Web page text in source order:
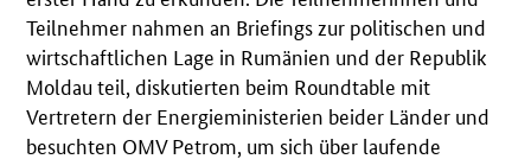
Teilnehmer nahmen an Briefings zur politischen und
wirtschaftlichen Lage in Rumänien und der Republik
Moldau teil, diskutierten beim Roundtable mit
Vertretern der Energieministerien beider Länder und
besuchten OMV Petrom, um sich über laufende